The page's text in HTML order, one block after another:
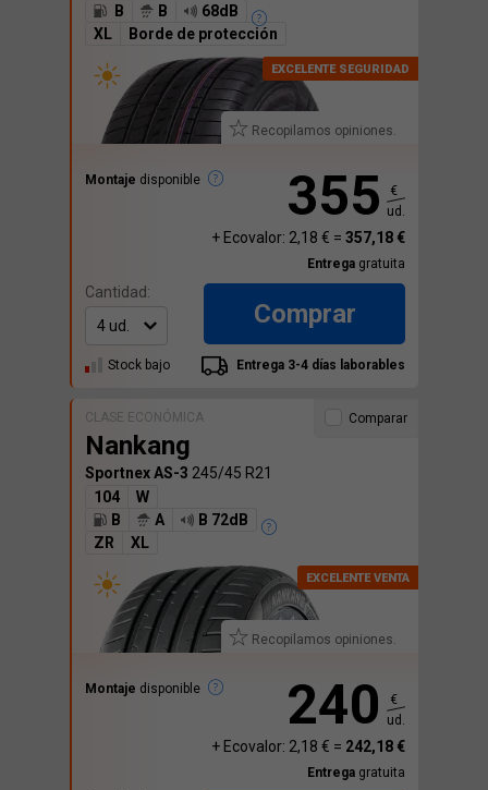
B
B
68dB
XL
Borde de protección
Recopilamos opiniones.
Montaje disponible 355
€
ud.
+ Ecovalor: 2,18 € = 357,18 €
Entrega gratuita
Cantidad:
Comprar
Stock bajo Entrega 3-4 días laborables
CLASE ECONÓMICA
Nankang
Sportnex AS-3 245/45 R21
104
W
B
A
B 72dB
ZR
XL
Recopilamos opiniones.
Montaje disponible
Comparar
240
€
ud.
+ Ecovalor: 2,18 € = 242,18 €
Entrega gratuita